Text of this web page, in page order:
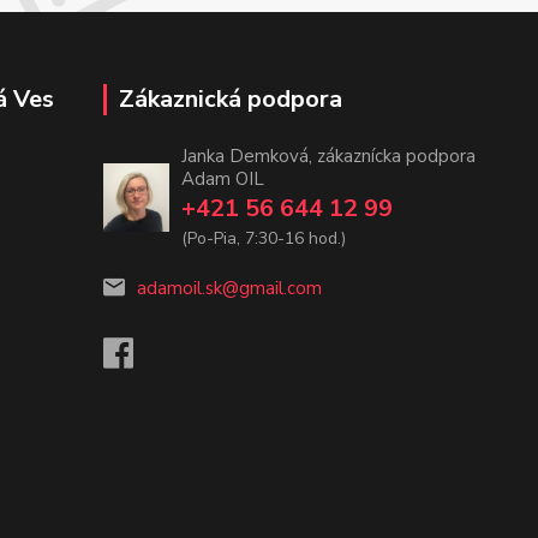
Ves Zákaznická podpora
Janka Demková, zákaznícka podpora
Adam OIL
+421 56 644 12 99
(Po-Pia, 7:30-16 hod.)
adamoil.sk@gmail.com